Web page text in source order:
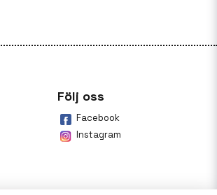
Följ oss
Facebook
Instagram